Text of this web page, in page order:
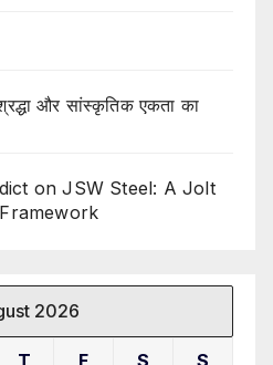
और सांस्कृतिक एकता का
on JSW Steel: A Jolt
2026
T F S S